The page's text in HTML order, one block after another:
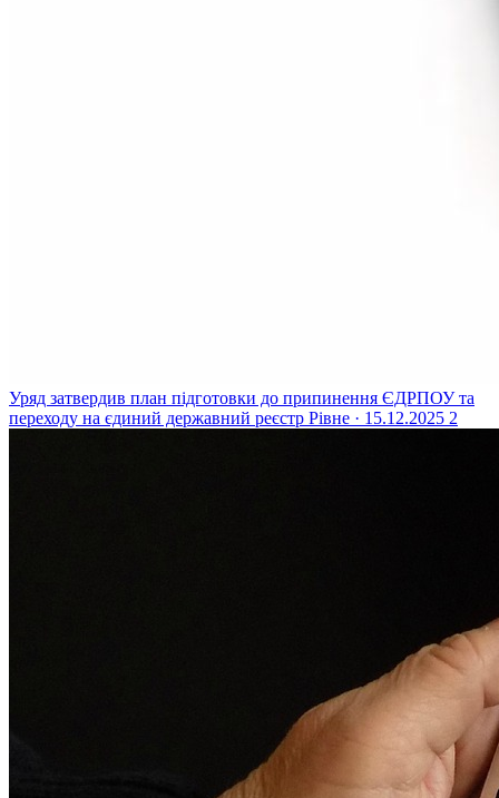
Уряд затвердив план підготовки до припинення ЄДРПОУ та
переходу на єдиний державний реєстр Рівне · 15.12.2025 2